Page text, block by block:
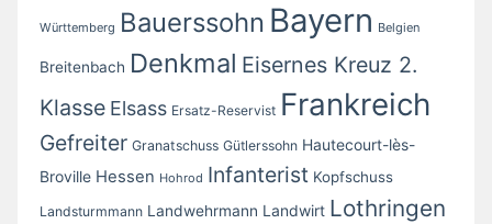
Württemberg Bauerssohn Bayern Belgien
Breitenbach Denkmal Eisernes Kreuz 2.
Klasse Elsass Ersatz-Reservist Frankreich
Gefreiter Granatschuss Gütlerssohn Hautecourt-lès-
Broville Hessen Hohrod Infanterist Kopfschuss
Landsturmmann Landwehrmann Landwirt Lothringen